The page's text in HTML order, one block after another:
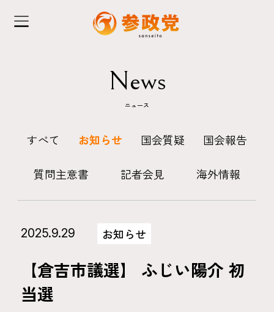
News
ニュース
すべて お知らせ 国会質疑 国会報告
質問主意書 記者会見 海外情報
2025.9.29 お知らせ
【倉吉市議選】 ふじい陽介 初
当選